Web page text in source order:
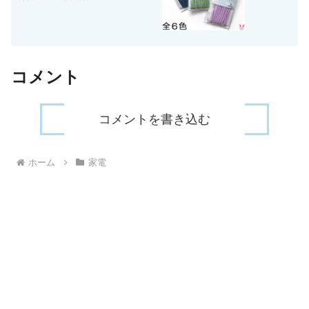
コメント
コメントを書き込む
ホーム 家電